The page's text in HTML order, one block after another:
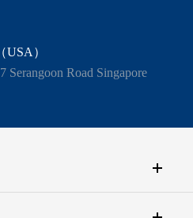
USA）
Serangoon Road Singapore